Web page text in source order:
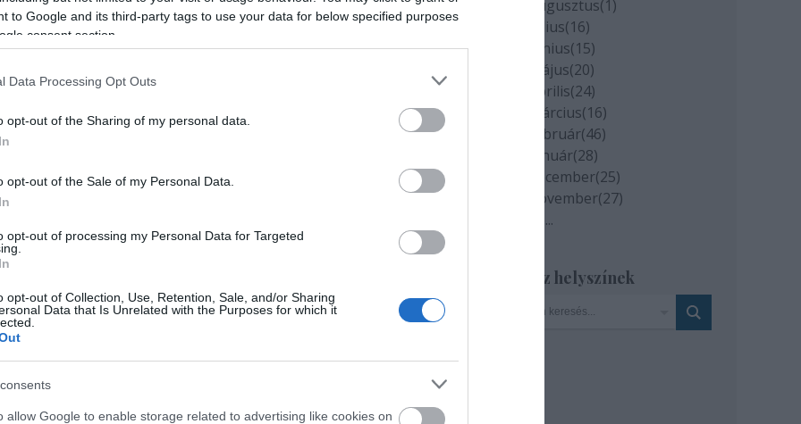
to Google and its third-party tags to use your data for below specified purposes
consent section.
Data Processing Opt Outs
opt-out of the Sharing of my personal data.
opt-out of the Sale of my Personal Data.
opt-out of processing my Personal Data for Targeted
opt-out of Collection, Use, Retention, Sale, and/or Sharing
Data that Is Unrelated with the Purposes for which it
allow Google to enable storage related to advertising like cookies on
a nyitott, korszerű, kockázatosabb, de
amely tele van az új és a jelenvalóság iránti
létrehozásának bátorságával és a társadalom
zsűritagoknak, hogy létezik a modernitás korának
az eszmény láthatóan, bizonyítottan működik
Eszenyi Enikőés csapata fokozatosan érezte meg, és
legértékesebb hagyományait, amit az igazgató
Dánieltől, Várkonyi Zoltántól, Horvai Istvántól és
építkezés hagyományát: egy olyan intellektuális
igazodik a mindenkori valósághoz, művészeti
oldalaitól, a társadalom mindenkori
de mindig színvonalas szórakoztatásról
igényel, és egy nagyváros, jelen esetben Budapest
ismeretét tételezi fel.
2020 augusztus(1)
2020 július(16)
2020 június(15)
2020 május(20)
2020 április(24)
2020 március(16)
2020 február(46)
2020 január(28)
2019 december(25)
2019 november(27)
...
Szinház helyszínek